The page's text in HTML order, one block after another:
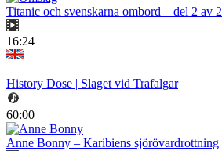
Titanic och svenskarna ombord – del 2 av 2
16:24
History Dose | Slaget vid Trafalgar
60:00
Anne Bonny – Karibiens sjörövardrottning